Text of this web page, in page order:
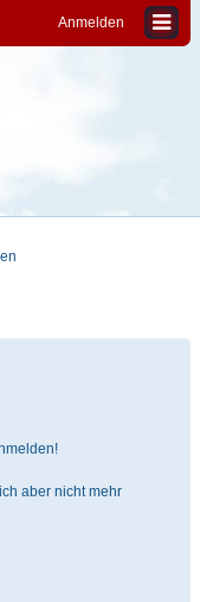
Anmelden
aber nicht mehr